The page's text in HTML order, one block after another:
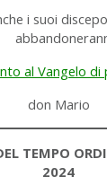
i suoi
al Vangelo di
don Mario
TEMPO
2024